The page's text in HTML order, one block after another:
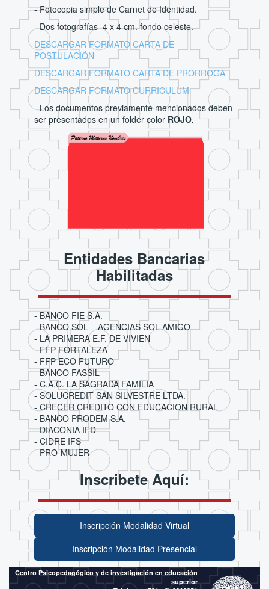
- Fotocopia simple de Carnet de Identidad.
- Dos fotografías 4 x 4 cm. fondo celeste.
DESCARGAR FORMATO CARTA DE
POSTULACIÓN
DESCARGAR FORMATO CARTA DE PRORROGA
DESCARGAR FORMATO CURRICULUM
- Los documentos previamente mencionados deben
ser presentados en un folder color ROJO.
Entidades Bancarias
Habilitadas
- BANCO FIE S.A.
- BANCO SOL – AGENCIAS SOL AMIGO
- LA PRIMERA E.F. DE VIVIEN
- FFP FORTALEZA
- FFP ECO FUTURO
- BANCO FASSIL
- C.A.C. LA SAGRADA FAMILIA
- SOLUCREDIT SAN SILVESTRE LTDA.
- CRECER CREDITO CON EDUCACION RURAL
- BANCO PRODEM S.A.
- DIACONIA IFD
- CIDRE IFS
- PRO-MUJER
Inscribete Aquí:
Inscripción Modalidad Virtual
Inscripción Modalidad Presencial
Centro Psicopedagógico y de investigación en educación
superior